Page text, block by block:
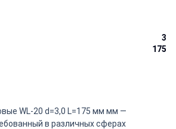
3
175
WL-20 d=3,0 L=175 мм мм —
в различных сферах